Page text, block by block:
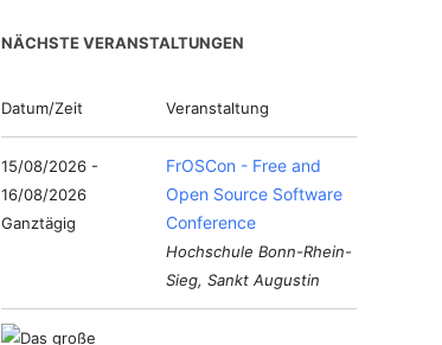
NÄCHSTE VERANSTALTUNGEN
Datum/Zeit Veranstaltung
15/08/2026 -
16/08/2026
Ganztägig
FrOSCon - Free and
Open Source Software
Conference
Hochschule Bonn-Rhein-
Sieg, Sankt Augustin